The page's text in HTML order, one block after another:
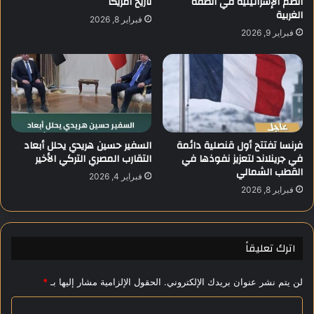
ا
ت
ل
ع
ا
ل
م
ي
ة
ف
ي
خ
د
ض
ل
ص
م
ي
م
ف
ي
ب
و
ر
ص
ا
الغربية
فبراير 9, 2026
فبراير 8, 2026
فرنسا تفتتح أول قنصلية دائمة
في جرينلاند لتعزيز نفوذها في
القطب الشمالي
فبراير 8, 2026
السفير حسين هريدي يحلل أبعاد
التقارب المصري التركي الأخير
فبراير 4, 2026
اترك تعليقاً
لن يتم نشر عنوان بريدك الإلكتروني. الحقول الإلزامية مشار إليها بـ *